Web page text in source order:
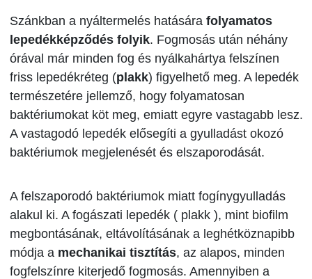
Szánkban a nyáltermelés hatására folyamatos
lepedékképződés folyik. Fogmosás után néhány
órával már minden fog és nyálkahártya felszínen
friss lepedékréteg (plakk) figyelhető meg. A lepedék
természetére jellemző, hogy folyamatosan
baktériumokat köt meg, emiatt egyre vastagabb lesz.
A vastagodó lepedék elősegíti a gyulladást okozó
baktériumok megjelenését és elszaporodását.
A felszaporodó baktériumok miatt fogínygyulladás
alakul ki. A fogászati lepedék ( plakk ), mint biofilm
megbontásának, eltávolításának a leghétköznapibb
módja a mechanikai tisztítás, az alapos, minden
fogfelszínre kiterjedő fogmosás. Amennyiben a